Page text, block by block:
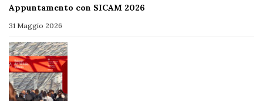
Appuntamento con SICAM 2026
31 Maggio 2026